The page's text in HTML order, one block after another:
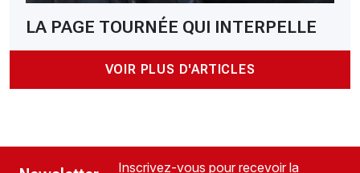
LA PAGE TOURNÉE QUI INTERPELLE
VOIR PLUS D'ARTICLES
Inscrivez-vous pour recevoir la